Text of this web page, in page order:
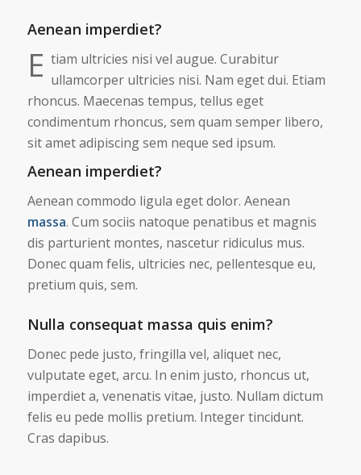
Aenean imperdiet?
E tiam ultricies nisi vel augue. Curabitur
ullamcorper ultricies nisi. Nam eget dui. Etiam
rhoncus. Maecenas tempus, tellus eget
condimentum rhoncus, sem quam semper libero,
sit amet adipiscing sem neque sed ipsum.
Aenean imperdiet?
Aenean commodo ligula eget dolor. Aenean
massa. Cum sociis natoque penatibus et magnis
dis parturient montes, nascetur ridiculus mus.
Donec quam felis, ultricies nec, pellentesque eu,
pretium quis, sem.
Nulla consequat massa quis enim?
Donec pede justo, fringilla vel, aliquet nec,
vulputate eget, arcu. In enim justo, rhoncus ut,
imperdiet a, venenatis vitae, justo. Nullam dictum
felis eu pede mollis pretium. Integer tincidunt.
Cras dapibus.